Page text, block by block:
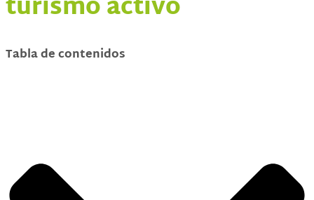
turismo activo
Tabla de contenidos